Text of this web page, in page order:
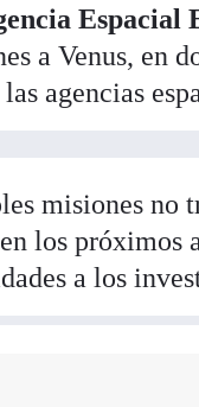
Espacial
a Venus, en
agencias
misiones no
los próximos
a los